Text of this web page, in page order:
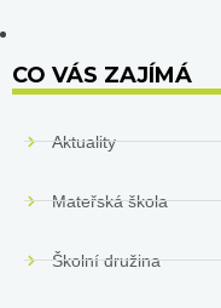
CO VÁS ZAJÍMÁ
Aktuality
Mateřská škola
Školní družina